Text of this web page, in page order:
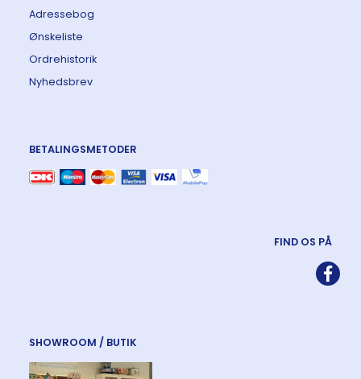
Adressebog
Ønskeliste
Ordrehistorik
Nyhedsbrev
BETALINGSMETODER
FIND OS PÅ
SHOWROOM / BUTIK